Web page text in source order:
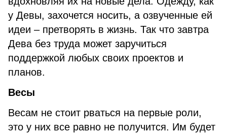
у Девы, захочется носить, а озвученные ей
идеи – претворять в жизнь. Так что завтра
Дева без труда может заручиться
поддержкой любых своих проектов и
планов.
Весы
Весам не стоит рваться на первые роли,
это у них все равно не получится. Им будет